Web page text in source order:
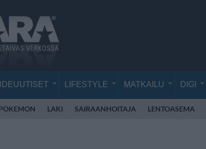
LIFESTYLE MATKAILU DIGI
LAKI SAIRAANHOITAJA LENTOASEMA